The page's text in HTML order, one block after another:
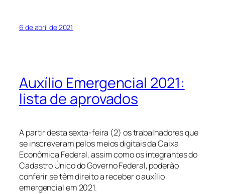
6 de abril de 2021
Auxílio Emergencial 2021:
lista de aprovados
A partir desta sexta-feira (2) os trabalhadores que
se inscreveram pelos meios digitais da Caixa
Econômica Federal, assim como os integrantes do
Cadastro Único do Governo Federal, poderão
conferir se têm direito a receber o auxílio
emergencial em 2021.